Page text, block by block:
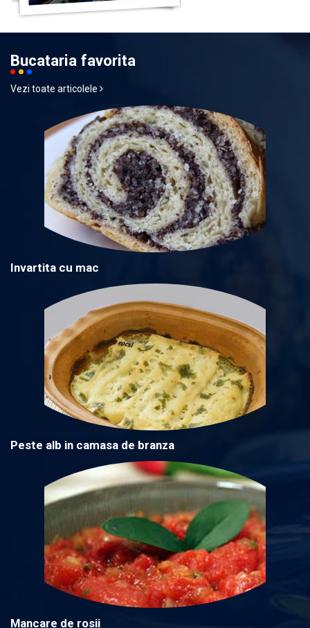
Bucataria favorita
Vezi toate articolele
Invartita cu mac
Peste alb in camasa de branza
Mancare de rosii